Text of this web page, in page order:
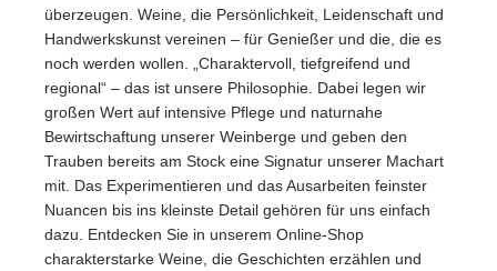
überzeugen. Weine, die Persönlichkeit, Leidenschaft und
Handwerkskunst vereinen – für Genießer und die, die es
noch werden wollen. „Charaktervoll, tiefgreifend und
regional“ – das ist unsere Philosophie. Dabei legen wir
großen Wert auf intensive Pflege und naturnahe
Bewirtschaftung unserer Weinberge und geben den
Trauben bereits am Stock eine Signatur unserer Machart
mit. Das Experimentieren und das Ausarbeiten feinster
Nuancen bis ins kleinste Detail gehören für uns einfach
dazu. Entdecken Sie in unserem Online-Shop
charakterstarke Weine, die Geschichten erzählen und